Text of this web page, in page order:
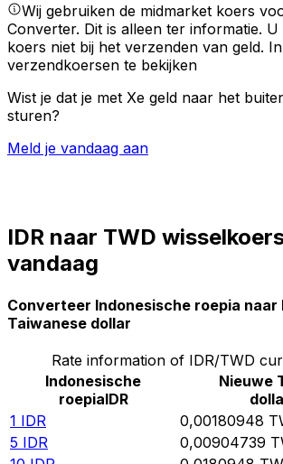
Wij gebruiken de midmarket koers
Converter. Dit is alleen ter informatie.
koers niet bij het verzenden van geld.
verzendkoersen te bekijken
Wist je dat je met Xe geld naar het
sturen?
Meld je vandaag aan
IDR naar TWD
vandaag
Converteer Indonesische roepia naar
Taiwanese dollar
Rate information of IDR/TWD
Indonesische
roepiaIDR
Nieuwe
1 IDR 0,00180948
5 IDR 0,00904739